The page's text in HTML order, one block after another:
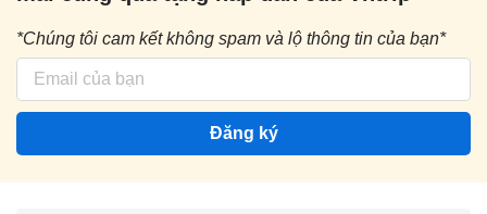
*Chúng tôi cam kết không spam và lộ thông tin của bạn*
Đăng ký